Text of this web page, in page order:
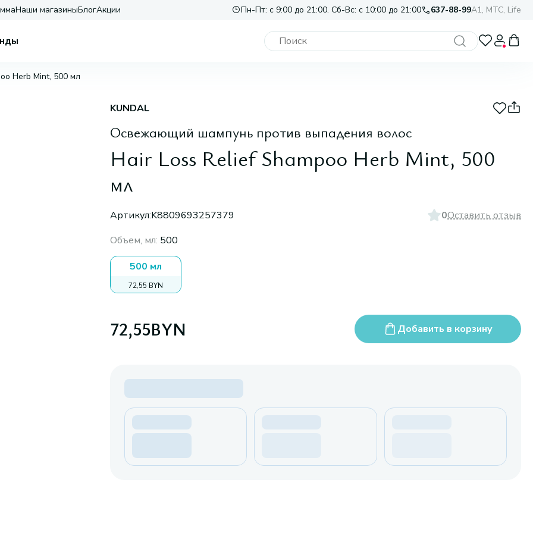
Наши магазиныБлогАкции Пн-Пт: с 9:00 до 21:00. Сб-Вс: с 10:00 до 21:00 637-88-99A1, МТС, Life
Herb Mint, 500 мл
KUNDAL
Освежающий шампунь против выпадения волос
Hair Loss Relief Shampoo Herb Mint, 500
мл
Артикул:K8809693257379 0Оставить отзыв
Объем, мл: 500
500 мл
72,55 BYN
72,55BYN Добавить в корзину